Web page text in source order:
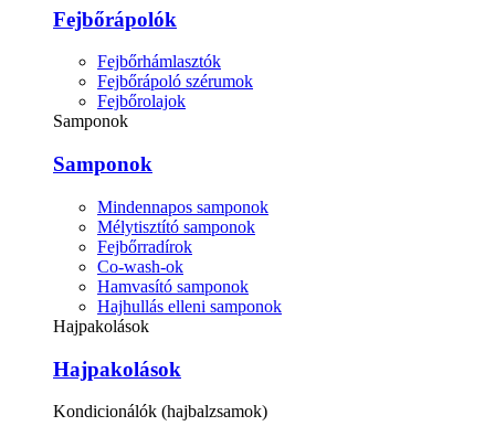
Fejbőrápolók
Fejbőrhámlasztók
Fejbőrápoló szérumok
Fejbőrolajok
Samponok
Samponok
Mindennapos samponok
Mélytisztító samponok
Fejbőrradírok
Co-wash-ok
Hamvasító samponok
Hajhullás elleni samponok
Hajpakolások
Hajpakolások
Kondicionálók (hajbalzsamok)